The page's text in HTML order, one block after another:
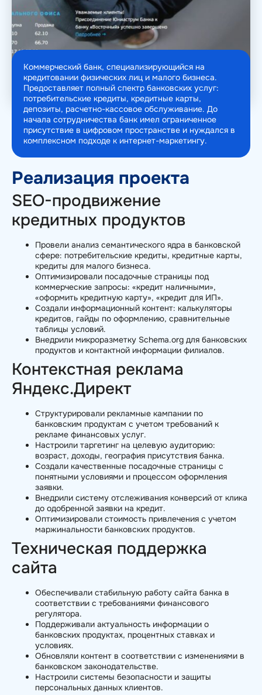
Коммерческий банк, специализирующийся на
кредитовании физических лиц и малого бизнеса.
Предоставляет полный спектр банковских услуг:
потребительские кредиты, кредитные карты,
депозиты, расчетно-кассовое обслуживание. До
начала сотрудничества банк имел ограниченное
присутствие в цифровом пространстве и нуждался в
комплексном подходе к интернет-маркетингу.
Реализация проекта
SEO-продвижение
кредитных продуктов
Провели анализ семантического ядра в банковской
сфере: потребительские кредиты, кредитные карты,
кредиты для малого бизнеса.
Оптимизировали посадочные страницы под
коммерческие запросы: «кредит наличными»,
«оформить кредитную карту», «кредит для ИП».
Создали информационный контент: калькуляторы
кредитов, гайды по оформлению, сравнительные
таблицы условий.
Внедрили микроразметку Schema.org для банковских
продуктов и контактной информации филиалов.
Контекстная реклама
Яндекс.Директ
Структурировали рекламные кампании по
банковским продуктам с учетом требований к
рекламе финансовых услуг.
Настроили таргетинг на целевую аудиторию:
возраст, доходы, география присутствия банка.
Создали качественные посадочные страницы с
понятными условиями и процессом оформления
заявки.
Внедрили систему отслеживания конверсий от клика
до одобренной заявки на кредит.
Оптимизировали стоимость привлечения с учетом
маржинальности банковских продуктов.
Техническая поддержка
сайта
Обеспечивали стабильную работу сайта банка в
соответствии с требованиями финансового
регулятора.
Поддерживали актуальность информации о
банковских продуктах, процентных ставках и
условиях.
Обновляли контент в соответствии с изменениями в
банковском законодательстве.
Настроили системы безопасности и защиты
персональных данных клиентов.